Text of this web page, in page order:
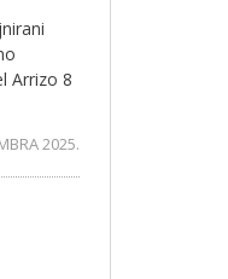
Arrizo 8
2025.